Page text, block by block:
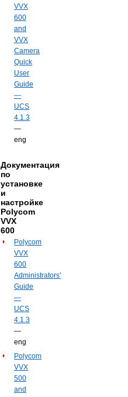
VVX
600
and
VVX
Camera
Quick
User
Guide
—
UCS
4.1.3
—
eng
Документация
по
установке
и
настройке
Polycom
VVX
600
Polycom
VVX
600
Administrators'
Guide
—
UCS
4.1.3
—
eng
Polycom
VVX
500
and